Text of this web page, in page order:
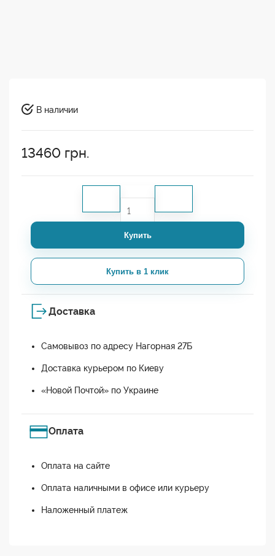
В наличии
13460 грн.
Купить
Купить в 1 клик
Доставка
Самовывоз по адресу Нагорная 27Б
Доставка курьером по Киеву
«Новой Почтой» по Украине
Оплата
Оплата на сайте
Оплата наличными в офисе или курьеру
Наложенный платеж